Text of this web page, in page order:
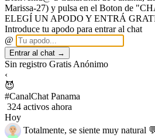
Marissa-27) y pulsa en el Boton de
ELEGÍ UN APODO Y ENTRÁ
Introduce tu apodo para entrar al chat
@
Entrar al chat →
Sin registro Gratis Anónimo
‹
😈
#CanalChat Panama
324 activos ahora
Hoy
Totalmente, se siente muy natural